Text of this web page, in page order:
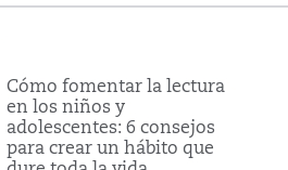
Cómo fomentar la lectura
en los niños y
adolescentes: 6 consejos
para crear un hábito que